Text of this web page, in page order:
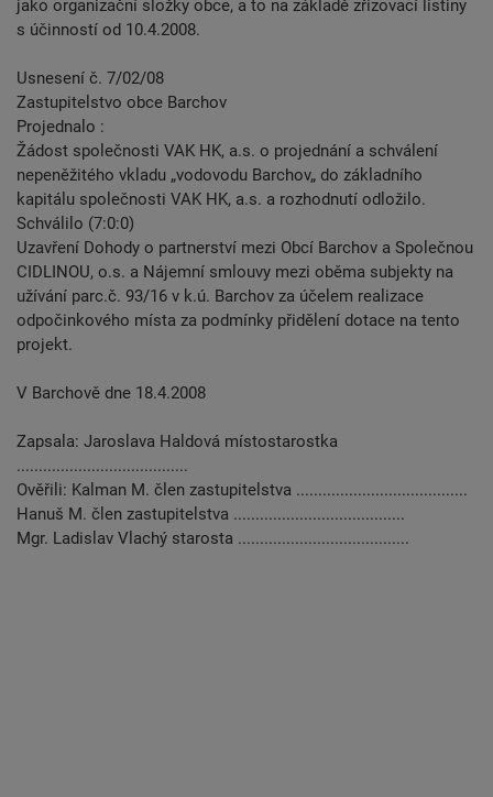
jako organizační složky obce, a to na základě zřizovací listiny
s účinností od 10.4.2008.
Usnesení č. 7/02/08
Zastupitelstvo obce Barchov
Projednalo :
Žádost společnosti VAK HK, a.s. o projednání a schválení
nepeněžitého vkladu „vodovodu Barchov„ do základního
kapitálu společnosti VAK HK, a.s. a rozhodnutí odložilo.
Schválilo (7:0:0)
Uzavření Dohody o partnerství mezi Obcí Barchov a Společnou
CIDLINOU, o.s. a Nájemní smlouvy mezi oběma subjekty na
užívání parc.č. 93/16 v k.ú. Barchov za účelem realizace
odpočinkového místa za podmínky přidělení dotace na tento
projekt.
V Barchově dne 18.4.2008
Zapsala: Jaroslava Haldová místostarostka
.......................................
Ověřili: Kalman M. člen zastupitelstva .......................................
Hanuš M. člen zastupitelstva .......................................
Mgr. Ladislav Vlachý starosta .......................................